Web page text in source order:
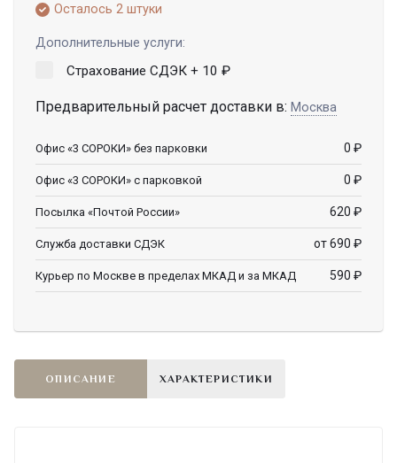
Осталось 2 штуки
Дополнительные услуги:
Страхование СДЭК + 10 ₽
Предварительный расчет доставки в: Москва
Офис «3 СОРОКИ» без парковки 0 ₽
Офис «3 СОРОКИ» с парковкой 0 ₽
Посылка «Почтой России» 620 ₽
Служба доставки СДЭК от 690 ₽
Курьер по Москве в пределах МКАД и за МКАД 590 ₽
ОПИСАНИЕ ХАРАКТЕРИСТИКИ